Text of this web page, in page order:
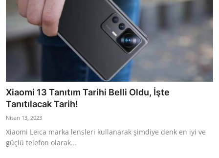
Xiaomi 13 Tanıtım Tarihi Belli Oldu, İşte
Tanıtılacak Tarih!
Nisan 13, 2023
Xiaomi Leica marka lensleri kullanarak şimdiye denk en iyi ve
güçlü telefon olarak...